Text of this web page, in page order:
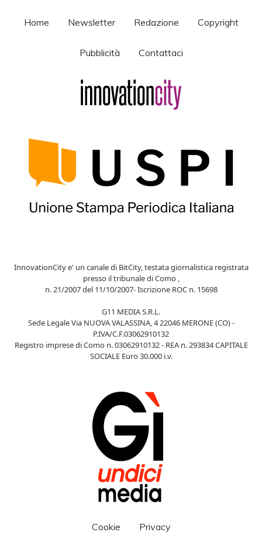
Home Newsletter Redazione Copyright
Pubblicità Contattaci
InnovationCity e' un canale di BitCity, testata giornalistica registrata
presso il tribunale di Como ,
n. 21/2007 del 11/10/2007- Iscrizione ROC n. 15698
G11 MEDIA S.R.L.
Sede Legale Via NUOVA VALASSINA, 4 22046 MERONE (CO) -
P.IVA/C.F.03062910132
Registro imprese di Como n. 03062910132 - REA n. 293834 CAPITALE
SOCIALE Euro 30.000 i.v.
Cookie Privacy